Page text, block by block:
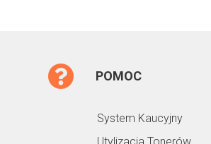
POMOC
System Kaucyjny